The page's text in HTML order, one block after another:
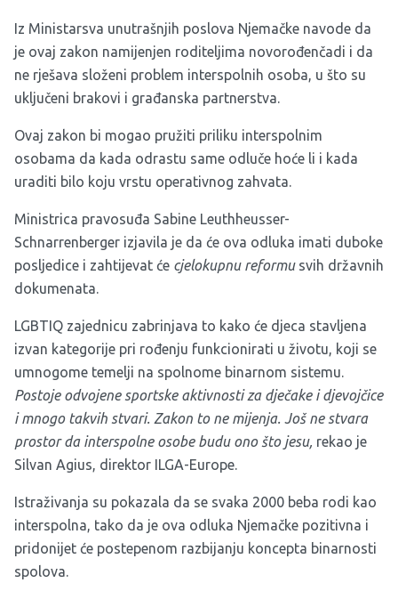
Iz Ministarsva unutrašnjih poslova Njemačke navode da
je ovaj zakon namijenjen roditeljima novorođenčadi i da
ne rješava složeni problem interspolnih osoba, u što su
uključeni brakovi i građanska partnerstva.
Ovaj zakon bi mogao pružiti priliku interspolnim
osobama da kada odrastu same odluče hoće li i kada
uraditi bilo koju vrstu operativnog zahvata.
Ministrica pravosuđa Sabine Leuthheusser-
Schnarrenberger izjavila je da će ova odluka imati duboke
posljedice i zahtijevat će cjelokupnu reformusvih državnih
dokumenata.
LGBTIQ zajednicu zabrinjava to kako će djeca stavljena
izvan kategorije pri rođenju funkcionirati u životu, koji se
umnogome temelji na spolnome binarnom sistemu.
Postoje odvojene sportske aktivnosti za dječake i djevojčice
i mnogo takvih stvari. Zakon to ne mijenja. Još ne stvara
prostor da interspolne osobe budu ono što jesu, rekao je
Silvan Agius, direktor ILGA-Europe.
Istraživanja su pokazala da se svaka 2000 beba rodi kao
interspolna, tako da je ova odluka Njemačke pozitivna i
pridonijet će postepenom razbijanju koncepta binarnosti
spolova.